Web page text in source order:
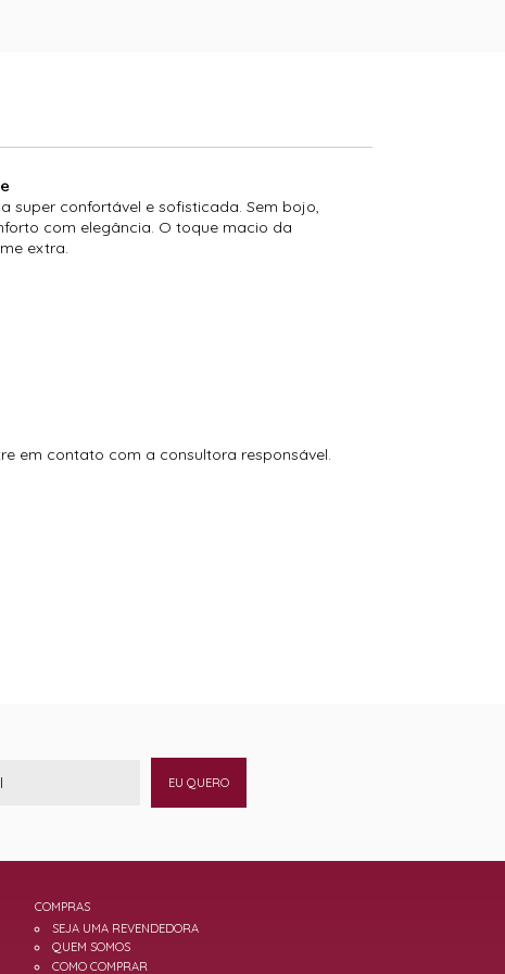
super confortável e sofisticada. Sem bojo,
com elegância. O toque macio da
extra.
em contato com a consultora responsável.
EU QUERO
COMPRAS
SEJA UMA REVENDEDORA
QUEM SOMOS
COMO COMPRAR